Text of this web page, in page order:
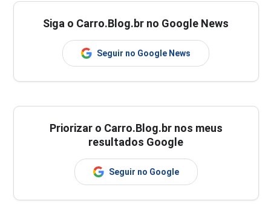
Siga o Carro.Blog.br no Google News
Seguir no Google News
Priorizar o Carro.Blog.br nos meus
resultados Google
Seguir no Google